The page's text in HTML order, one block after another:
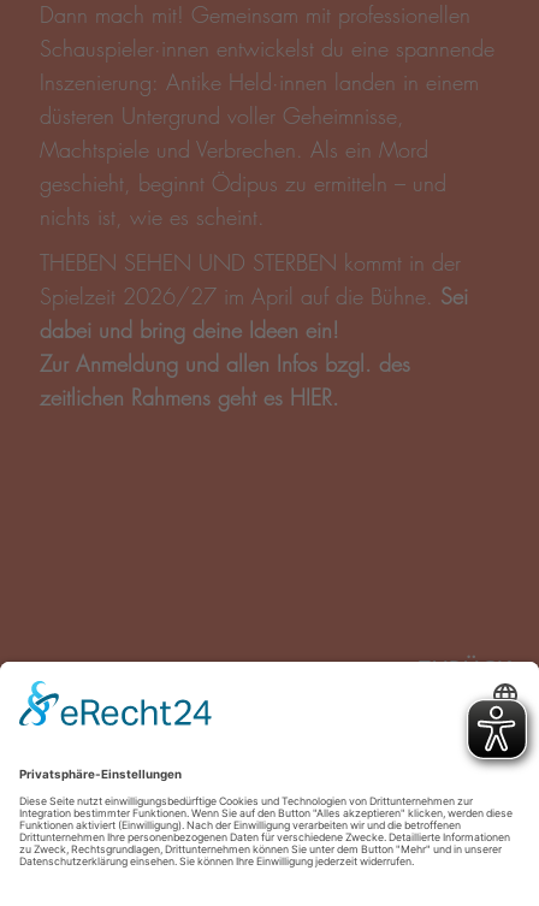
Dann mach mit! Gemeinsam mit professionellen
Schauspieler·innen entwickelst du eine spannende
Inszenierung: Antike Held·innen landen in einem
düsteren Untergrund voller Geheimnisse,
Machtspiele und Verbrechen. Als ein Mord
geschieht, beginnt Ödipus zu ermitteln – und
nichts ist, wie es scheint.
THEBEN SEHEN UND STERBEN kommt in der
Spielzeit 2026/27 im April auf die Bühne. Sei
dabei und bring deine Ideen ein!
Zur Anmeldung und allen Infos bzgl. des
zeitlichen Rahmens geht es HIER.
Fortbildung für…
ZURÜCK
ZUR
ÜBERSICHT
theater pfütze
Podcast